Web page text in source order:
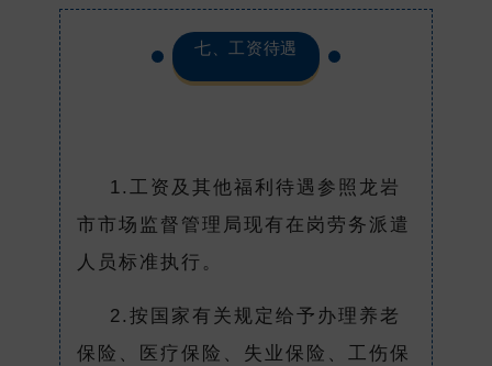
七、工资待遇
1.工资及其他福利待遇参照龙岩
市市场监督管理局现有在岗劳务派遣
人员标准执行。
2.按国家有关规定给予办理养老
保险、医疗保险、失业保险、工伤保